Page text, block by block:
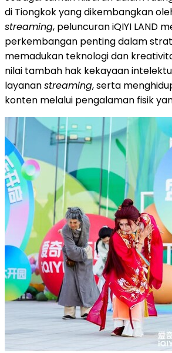
di Tiongkok yang dikembangkan
streaming, peluncuran iQIYI LAND
perkembangan penting dalam
memadukan teknologi dan
nilai tambah hak kekayaan
layananstreaming, serta
konten melalui pengalaman fisik